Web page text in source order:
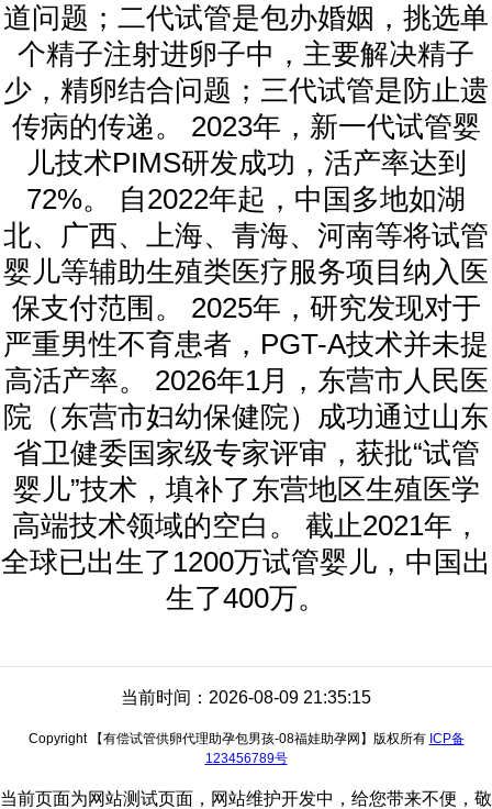
道问题；二代试管是包办婚姻，挑选单
个精子注射进卵子中，主要解决精子
少，精卵结合问题；三代试管是防止遗
传病的传递。 2023年，新一代试管婴
儿技术PIMS研发成功，活产率达到
72%。 自2022年起，中国多地如湖
北、广西、上海、青海、河南等将试管
婴儿等辅助生殖类医疗服务项目纳入医
保支付范围。 2025年，研究发现对于
严重男性不育患者，PGT-A技术并未提
高活产率。 2026年1月，东营市人民医
院（东营市妇幼保健院）成功通过山东
省卫健委国家级专家评审，获批“试管
婴儿”技术，填补了东营地区生殖医学
高端技术领域的空白。 截止2021年，
全球已出生了1200万试管婴儿，中国出
生了400万。
当前时间：2026-08-09 21:35:15
Copyright 【有偿试管供卵代理助孕包男孩-08福娃助孕网】版权所有 ICP备
123456789号
当前页面为网站测试页面，网站维护开发中，给您带来不便，敬